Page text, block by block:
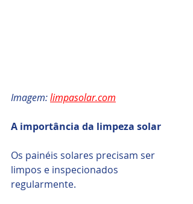
Imagem: limpasolar.com
A importância da limpeza solar
Os painéis solares precisam ser
limpos e inspecionados
regularmente.